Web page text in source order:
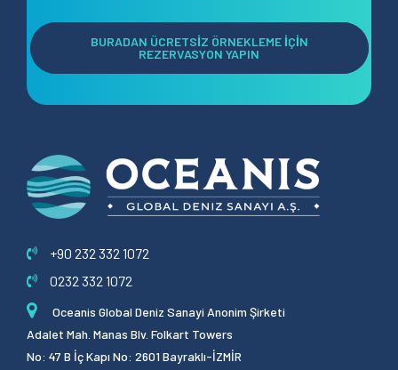
BURADAN ÜCRETSİZ ÖRNEKLEME İÇİN
REZERVASYON YAPIN
+90 232 332 1072
0232 332 1072
Oceanis Global Deniz Sanayi Anonim Şirketi
Adalet Mah. Manas Blv. Folkart Towers
No: 47 B İç Kapı No: 2601 Bayraklı-İZMİR